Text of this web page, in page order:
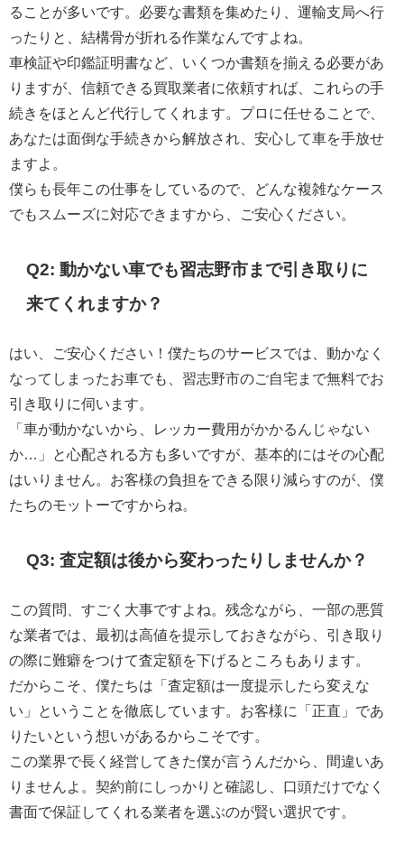
ることが多いです。必要な書類を集めたり、運輸支局へ行
ったりと、結構骨が折れる作業なんですよね。
車検証や印鑑証明書など、いくつか書類を揃える必要があ
りますが、信頼できる買取業者に依頼すれば、これらの手
続きをほとんど代行してくれます。プロに任せることで、
あなたは面倒な手続きから解放され、安心して車を手放せ
ますよ。
僕らも長年この仕事をしているので、どんな複雑なケース
でもスムーズに対応できますから、ご安心ください。
Q2: 動かない車でも習志野市まで引き取りに
来てくれますか？
はい、ご安心ください！僕たちのサービスでは、動かなく
なってしまったお車でも、習志野市のご自宅まで無料でお
引き取りに伺います。
「車が動かないから、レッカー費用がかかるんじゃない
か…」と心配される方も多いですが、基本的にはその心配
はいりません。お客様の負担をできる限り減らすのが、僕
たちのモットーですからね。
Q3: 査定額は後から変わったりしませんか？
この質問、すごく大事ですよね。残念ながら、一部の悪質
な業者では、最初は高値を提示しておきながら、引き取り
の際に難癖をつけて査定額を下げるところもあります。
だからこそ、僕たちは「査定額は一度提示したら変えな
い」ということを徹底しています。お客様に「正直」であ
りたいという想いがあるからこそです。
この業界で長く経営してきた僕が言うんだから、間違いあ
りませんよ。契約前にしっかりと確認し、口頭だけでなく
書面で保証してくれる業者を選ぶのが賢い選択です。